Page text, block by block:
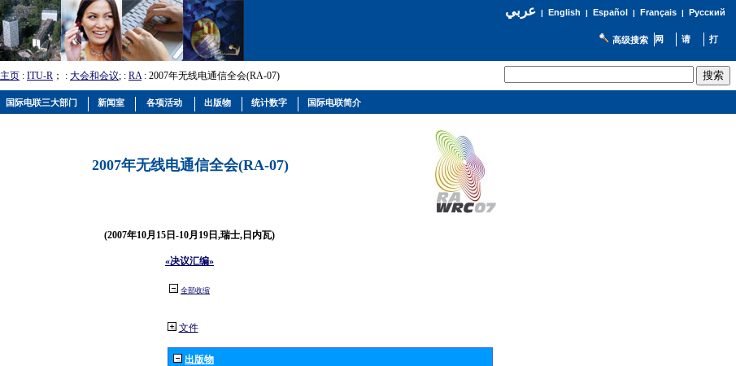
عربي| English | Español | Français| Русский
高级搜索
主页 : ITU-R ； : 大会和会议; : RA: 2007年无线电通信全会(RA-07)
2007年无线电通信全会(RA-07)
(2007年10月15日-10月19日,瑞士,日内瓦)
«决议汇编»
全部收缩
文件
出版物
国际电联三大部门 新闻室 各项活动 出版物 统计数字 国际电联简介